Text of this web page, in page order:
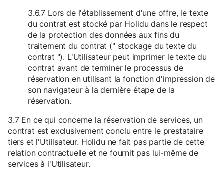
3.6.7 Lors de l'établissement d'une offre, le texte
du contrat est stocké par Holidu dans le respect
de la protection des données aux fins du
traitement du contrat (" stockage du texte du
contrat "). L'Utilisateur peut imprimer le texte du
contrat avant de terminer le processus de
réservation en utilisant la fonction d'impression de
son navigateur à la dernière étape de la
réservation.
3.7 En ce qui concerne la réservation de services, un
contrat est exclusivement conclu entre le prestataire
tiers et l'Utilisateur. Holidu ne fait pas partie de cette
relation contractuelle et ne fournit pas lui-même de
services à l'Utilisateur.